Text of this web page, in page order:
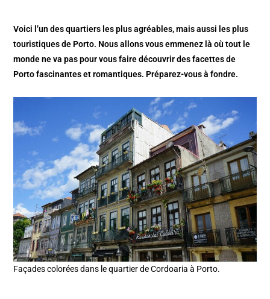
Voici l’un des quartiers les plus agréables, mais aussi les plus
touristiques de Porto. Nous allons vous emmenez là où tout le
monde ne va pas pour vous faire découvrir des facettes de
Porto fascinantes et romantiques. Préparez-vous à fondre.
Façades colorées dans le quartier de Cordoaria à Porto.